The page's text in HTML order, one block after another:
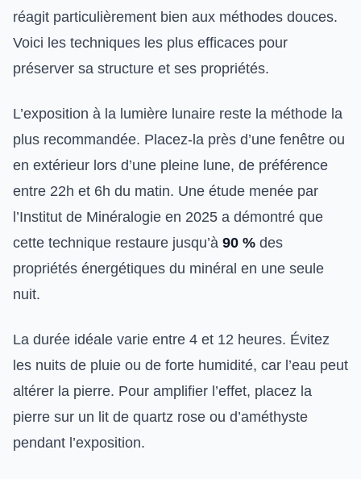
réagit particulièrement bien aux méthodes douces.
Voici les techniques les plus efficaces pour
préserver sa structure et ses propriétés.
L’exposition à la lumière lunaire reste la méthode la
plus recommandée. Placez-la près d’une fenêtre ou
en extérieur lors d’une pleine lune, de préférence
entre 22h et 6h du matin. Une étude menée par
l’Institut de Minéralogie en 2025 a démontré que
cette technique restaure jusqu’à 90 % des
propriétés énergétiques du minéral en une seule
nuit.
La durée idéale varie entre 4 et 12 heures. Évitez
les nuits de pluie ou de forte humidité, car l’eau peut
altérer la pierre. Pour amplifier l’effet, placez la
pierre sur un lit de quartz rose ou d’améthyste
pendant l’exposition.